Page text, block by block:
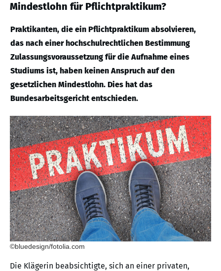
Mindestlohn für Pflichtpraktikum?
Praktikanten, die ein Pflichtpraktikum absolvieren,
das nach einer hochschulrechtlichen Bestimmung
Zulassungsvoraussetzung für die Aufnahme eines
Studiums ist, haben keinen Anspruch auf den
gesetzlichen Mindestlohn. Dies hat das
Bundesarbeitsgericht entschieden.
©bluedesign/fotolia.com
Die Klägerin beabsichtigte, sich an einer privaten,